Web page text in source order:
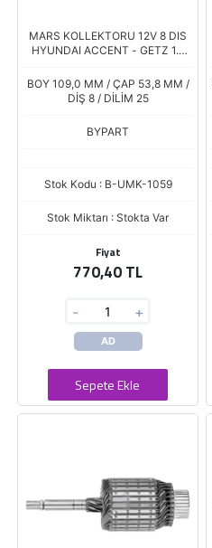
MARS KOLLEKTORU 12V 8 DIS
HYUNDAI ACCENT - GETZ 1.5
KIA RIO - CERATO 1.5 CRDI -
CEED
BOY 109,0 MM / ÇAP 53,8 MM /
DİŞ 8 / DİLİM 25
BYPART
Stok Kodu : B-UMK-1059
Stok Miktarı : Stokta Var
Fiyat
770,40 TL
- +
AD
Sepete Ekle